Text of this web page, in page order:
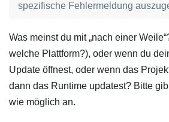
spezifische Fehlermeldung
Was meinst du mit „nach einer
welche Plattform?), oder wenn du
Update öffnest, oder wenn das
dann das Runtime updatest? Bitte
wie möglich an.